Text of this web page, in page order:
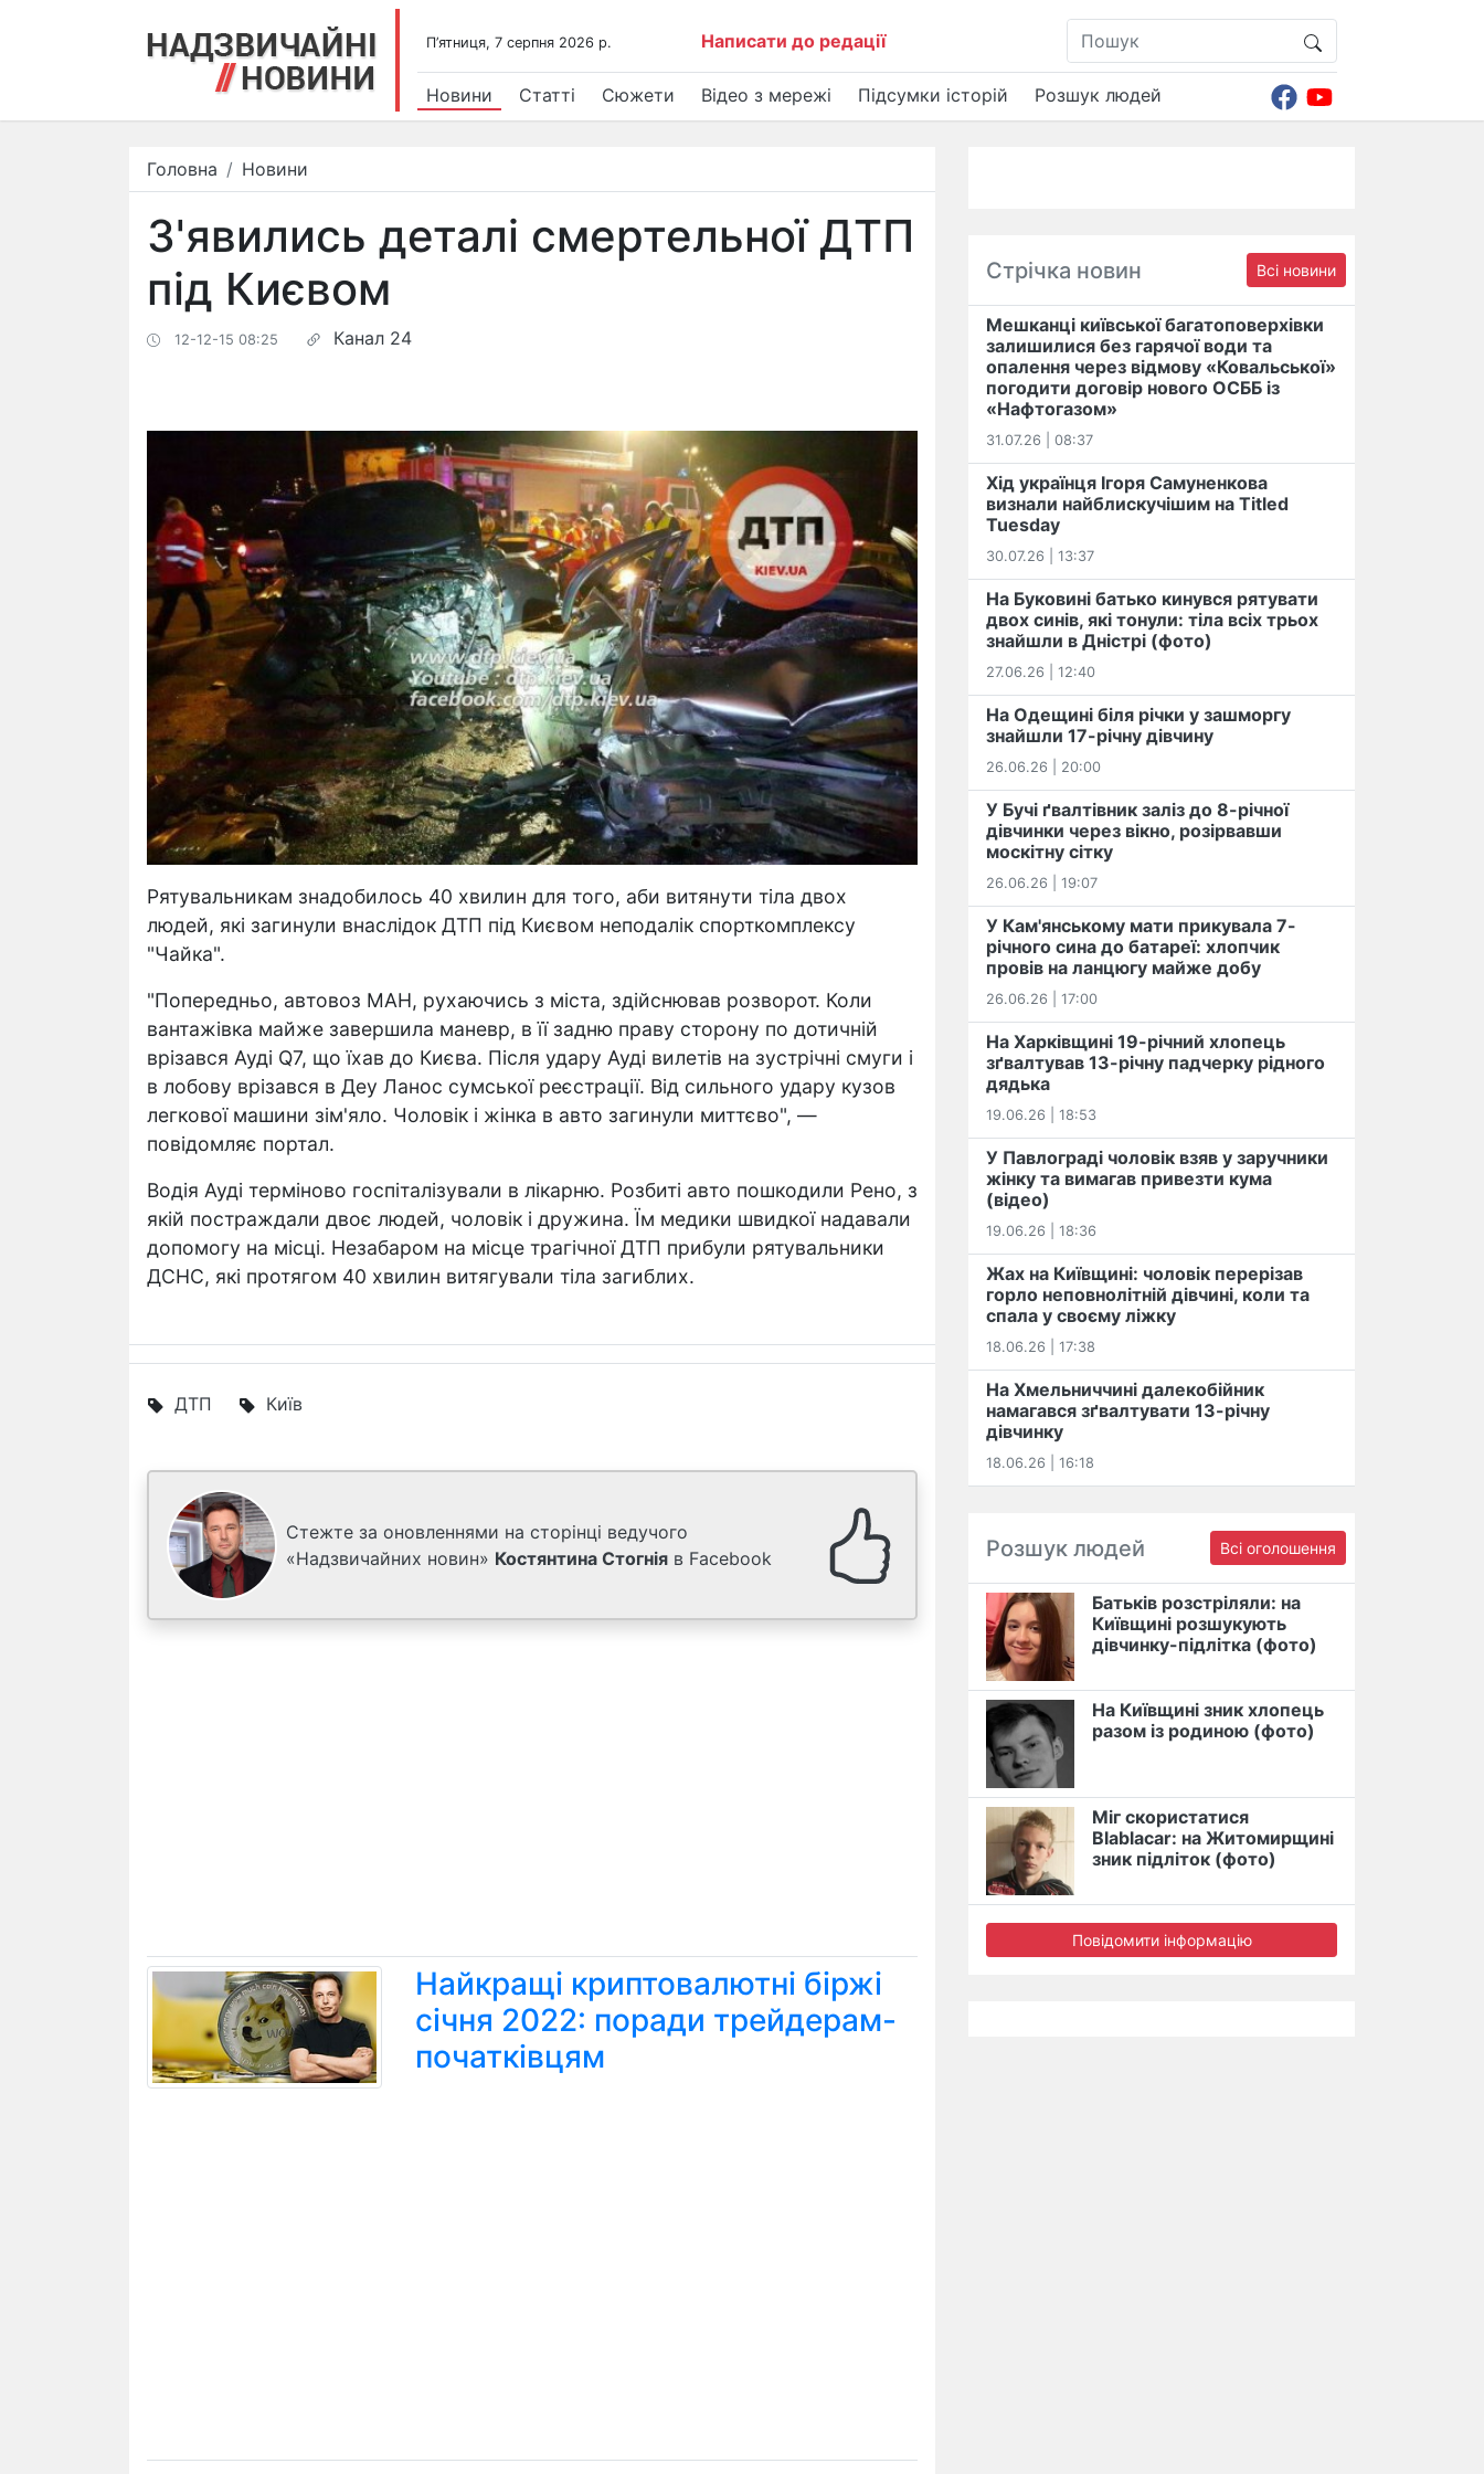
П’ятниця, 7 серпня 2026 р. Написати до редації
Новини Статті Сюжети Відео з мережі Підсумки історій Розшук людей
Головна Новини
З'явились деталі смертельної ДТП
під Києвом
12-12-15 08:25 Канал 24
Рятувальникам знадобилось 40 хвилин для того, аби витянути тіла двох
людей, які загинули внаслідок ДТП під Києвом неподалік спорткомплексу
"Чайка".
"Попередньо, автовоз МАН, рухаючись з міста, здійснював розворот. Коли
вантажівка майже завершила маневр, в її задню праву сторону по дотичній
врізався Ауді Q7, що їхав до Києва. Після удару Ауді вилетів на зустрічні смуги і
в лобову врізався в Деу Ланос сумської реєстрації. Від сильного удару кузов
легкової машини зім'яло. Чоловік і жінка в авто загинули миттєво", —
повідомляє портал.
Водія Ауді терміново госпіталізували в лікарню. Розбиті авто пошкодили Рено, з
якій постраждали двоє людей, чоловік і дружина. Їм медики швидкої надавали
допомогу на місці. Незабаром на місце трагічної ДТП прибули рятувальники
ДСНС, які протягом 40 хвилин витягували тіла загиблих.
ДТП Київ
Стежте за оновленнями на сторінці ведучого
«Надзвичайних новин» Костянтина Стогнія в Facebook
Найкращі криптовалютні біржі
січня 2022: поради трейдерам-
початківцям
Стрічка новин Всі новини
Мешканці київської багатоповерхівки
залишилися без гарячої води та
опалення через відмову «Ковальської»
погодити договір нового ОСББ із
«Нафтогазом»
31.07.26 | 08:37
Хід українця Ігоря Самуненкова
визнали найблискучішим на Titled
Tuesday
30.07.26 | 13:37
На Буковині батько кинувся рятувати
двох синів, які тонули: тіла всіх трьох
знайшли в Дністрі (фото)
27.06.26 | 12:40
На Одещині біля річки у зашморгу
знайшли 17-річну дівчину
26.06.26 | 20:00
У Бучі ґвалтівник заліз до 8-річної
дівчинки через вікно, розірвавши
москітну сітку
26.06.26 | 19:07
У Кам'янському мати прикувала 7-
річного сина до батареї: хлопчик
провів на ланцюгу майже добу
26.06.26 | 17:00
На Харківщині 19-річний хлопець​
️зґвалтував 13-річну падчерку рідного
дядька
19.06.26 | 18:53
У Павлограді чоловік взяв у заручники
жінку та вимагав привезти кума
(відео)
19.06.26 | 18:36
Жах на Київщині: чоловік перерізав
горло неповнолітній дівчині, коли та
спала у своєму ліжку
18.06.26 | 17:38
На Хмельниччині далекобійник
намагався зґвалтувати 13-річну
дівчинку
18.06.26 | 16:18
Розшук людей Всі оголошення
Батьків розстріляли: на
Київщині розшукують
дівчинку-підлітка (фото)
На Київщині зник хлопець
разом із родиною (фото)
Міг скористатися
Blablacar: на Житомирщині
зник підліток (фото)
Повідомити інформацію